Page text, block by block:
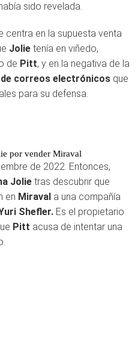
sido revelada.
centra en la supuesta venta
Jolie tenía en viñedo,
de Pitt, y en la negativa de la
correos electrónicos que
para su defensa.
por vender Miraval
de 2022. Entonces,
Jolie tras descubrir que
en Miraval a una compañía
Shefler. Es el propietario
Pitt acusa de intentar una